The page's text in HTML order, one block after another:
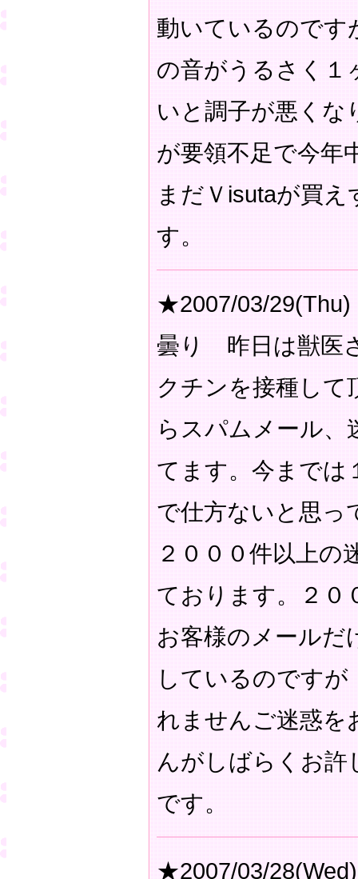
動いているのです
の音がうるさく１
いと調子が悪くな
が要領不足で今
まだＶisutaが買
す。
★2007/03/29(Thu)
曇り 昨日は獣医
クチンを接種して
らスパムメール、
てます。今までは
で仕方ないと思っ
２０００件以上の
ております。２０
お客様のメールだ
しているのです
れませんご迷惑を
んがしばらくお許
です。
★2007/03/28(Wed)